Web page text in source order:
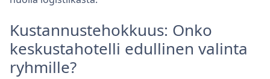
Kustannustehokkuus: Onko
keskustahotelli edullinen valinta
ryhmille?